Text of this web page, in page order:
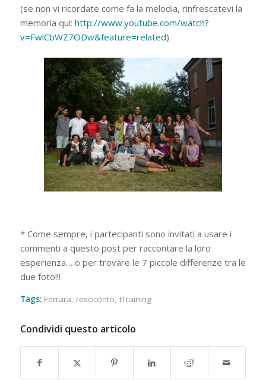
(se non vi ricordate come fa la melodia, rinfrescatevi la
memoria qui: http://www.youtube.com/watch?
v=FwlCbWZ7ODw&feature=related)
* Come sempre, i partecipanti sono invitati a usare i
commenti a questo post per raccontare la loro
esperienza… o per trovare le 7 piccole differenze tra le
due foto!!!
Tags: Ferrara, resoconto, tTraining
Condividi questo articolo